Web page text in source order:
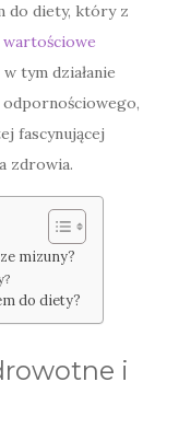
do diety, który z
wartościowe
tym działanie
fascynującej
zdrowia.
mizuny?
do diety?
i